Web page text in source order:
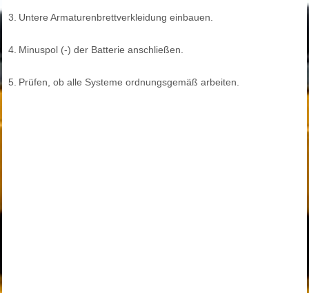
3. Untere Armaturenbrettverkleidung einbauen.
4. Minuspol (-) der Batterie anschließen.
5. Prüfen, ob alle Systeme ordnungsgemäß arbeiten.